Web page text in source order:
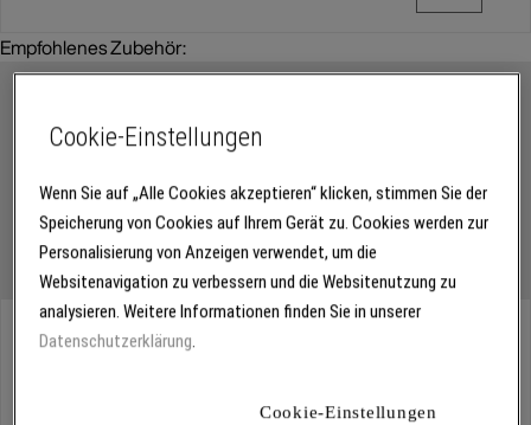
Empfohlenes Zubehör:
Abholung
Für Verfügbarkeiten bitte
Cookie-Einstellungen
Wenn Sie auf „Alle Cookies akzeptieren“ klicken, stimmen Sie der
Speicherung von Cookies auf Ihrem Gerät zu. Cookies werden zur
Personalisierung von Anzeigen verwendet, um die
Websitenavigation zu verbessern und die Websitenutzung zu
analysieren. Weitere Informationen finden Sie in unserer
Datenschutzerklärung.
Cookie-Einstellungen